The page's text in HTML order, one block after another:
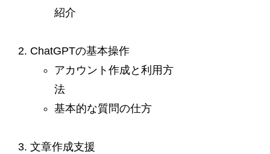
紹介
ChatGPTの基本操作
アカウント作成と利用方
法
基本的な質問の仕方
文章作成支援